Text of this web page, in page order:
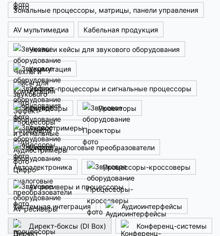
Зональные процессоры, матрицы, панели управления
AV мультимедиа Кабельная продукция
Чехлы и кейсы для звукового оборудования
Коммутация
Эффект-процессоры и сигнальные процессоры
Саундбары Проекторы
Аудиостримеры
Цифро-аналоговые преобразователи
Автоэлектроника Процессоры-кроссоверы
AV-ресиверы и процессоры
Системная интеграция Аудиоинтерфейсы
Директ-боксы (DI Box) Конференц-системы